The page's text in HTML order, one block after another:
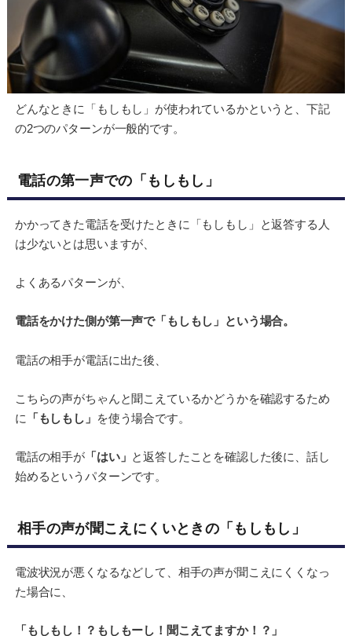
どんなときに「もしもし」が使われているかというと、下記
の2つのパターンが一般的です。
電話の第一声での「もしもし」
かかってきた電話を受けたときに「もしもし」と返答する人
は少ないとは思いますが、
よくあるパターンが、
電話をかけた側が第一声で「もしもし」という場合。
電話の相手が電話に出た後、
こちらの声がちゃんと聞こえているかどうかを確認するため
に
「もしもし」 を使う場合です。
電話の相手が 「はい」 と返答したことを確認した後に、話し
始めるというパターンです。
相手の声が聞こえにくいときの「もしもし」
電波状況が悪くなるなどして、相手の声が聞こえにくくなっ
た場合に、
「もしもし！？もしもーし！聞こえてますか！？」